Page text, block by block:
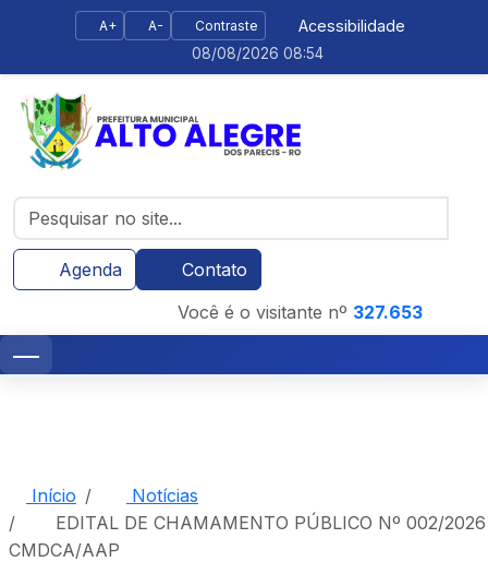
A+ A- Contraste Acessibilidade
08/08/2026 08:54
Agenda
Contato
Você é o visitante nº 327.653
Início
Notícias
EDITAL DE CHAMAMENTO PÚBLICO Nº 002/2026
CMDCA/AAP